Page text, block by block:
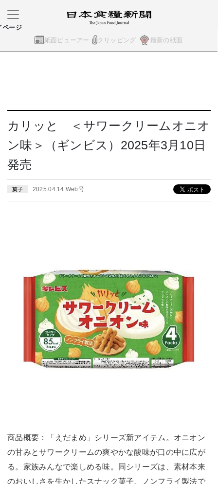
紙面ビューアー クリッピング 最新の紙面
ページ
カリッと ＜サワークリームオニオ
ン味＞（ギンビス）2025年3月10日
発売
菓子 2025.04.14 Web号
商品概要：「えだまめ」シリーズ新アイテム。オニオン
の甘みとサワークリームの爽やかな酸味が口の中に広が
る。家族みんなで楽しめる味。同シリーズは、素材本来
のおいしさを生かしたスナック菓子。ノンフライ製法で